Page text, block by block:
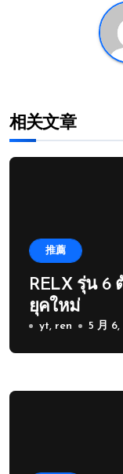
相关文章
推薦
RELX รุ่น 6
ยุคใหม่
yt, ren 5 月